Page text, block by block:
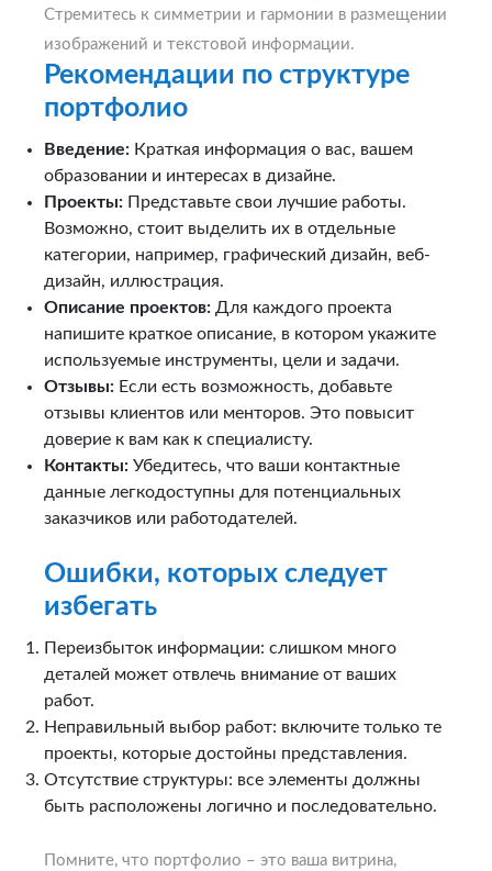
Стремитесь к симметрии и гармонии в размещении
изображений и текстовой информации.
Рекомендации по структуре
портфолио
Введение: Краткая информация о вас, вашем
образовании и интересах в дизайне.
Проекты: Представьте свои лучшие работы.
Возможно, стоит выделить их в отдельные
категории, например, графический дизайн, веб-
дизайн, иллюстрация.
Описание проектов: Для каждого проекта
напишите краткое описание, в котором укажите
используемые инструменты, цели и задачи.
Отзывы: Если есть возможность, добавьте
отзывы клиентов или менторов. Это повысит
доверие к вам как к специалисту.
Контакты: Убедитесь, что ваши контактные
данные легкодоступны для потенциальных
заказчиков или работодателей.
Ошибки, которых следует
избегать
Переизбыток информации: слишком много
деталей может отвлечь внимание от ваших
работ.
Неправильный выбор работ: включите только те
проекты, которые достойны представления.
Отсутствие структуры: все элементы должны
быть расположены логично и последовательно.
Помните, что портфолио – это ваша витрина,